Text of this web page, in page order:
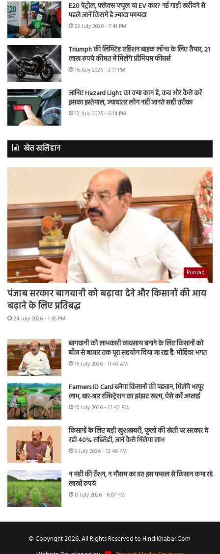
E20 पेट्रोल, फ्लेक्स फ्यूल या EV कार? नई गाड़ी खरीदने से
पहले जानें किसमें है ज्यादा फायदा
23 July 2026 - 7:41 PM
Triumph की लिमिटेड एडिशन बाइक लॉन्च के लिए तैयार, 21
लाख रुपये कीमत में मिलेंगे प्रीमियम फीचर्स
16 July 2026 - 3:17 PM
जानिए Hazard Light का क्या काम है, कब और कैसे करें
इसका इस्तेमाल, ज्यादातर लोग नहीं जानते सही तरीका
12 July 2026 - 6:14 PM
खेत खलिहान
Punjab
पंजाब सरकार बागवानी को बढ़ावा देने और किसानों की आय
बढ़ाने के लिए प्रतिबद्ध
24 July 2026 - 1:45 PM
बागवानी को लाभकारी व्यवसाय बनाने के लिए किसानों को
बीज से बाजार तक पूरा सहयोग दिया जा रहा है: मोहिंदर भगत
15 July 2026 - 11:43 AM
Farmers ID Card बनेगा किसानों की पहचान, मिलेंगे भरपूर
लाभ, बार-बार रजिस्ट्रेशन का झंझट खत्म, ऐसे करें अप्लाई
10 July 2026 - 12:42 PM
किसानों के लिए बड़ी खुशखबरी, फूलों की खेती पर सरकार दे
रही 40% सब्सिडी, जानें कैसे मिलेगा लाभ
9 July 2026 - 12:46 PM
न मंडी की टेंशन, न मौसम का डर! इस फसल से किसान कमा रहे
लाखों रुपये
8 July 2026 - 6:07 PM
© Copyright 2026, All Rights Reserved to HindiKhabar.Com